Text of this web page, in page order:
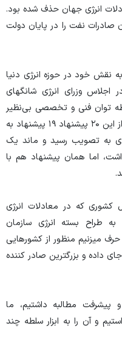
انرژی جهان حذف شده بود.
نفت را در پایان دولت
نقش خود در حوزه انرژی دنیا
اجلاس وزرای انرژی شانگهای
توان فنی و تخصصی بی‌نظیر
خود، ۲۰ پیشنهاد را روی میز گذاشت که از این ۲۰ پیشنهاد ۱۹ پیشنهاد به
به تصویب رسید و ماند یک
اما همان پیشنهاد هم با
که در معادلات انرژی
طراح بسته انرژی سازمان
میزنیم منظور از کشور‌هایی
و بزرگترین صادر کننده
پیشرفت مطالبه داشتیم، ما
و آن را به ابزار سلطه چند